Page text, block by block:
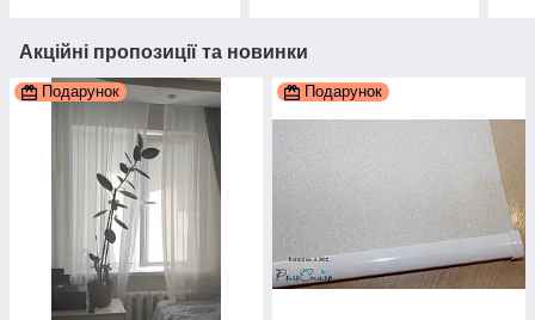
Акційні пропозиції та новинки
Подарунок Подарунок